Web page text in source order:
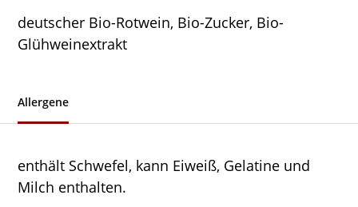
deutscher Bio-Rotwein, Bio-Zucker, Bio-
Glühweinextrakt
Allergene
enthält Schwefel, kann Eiweiß, Gelatine und
Milch enthalten.